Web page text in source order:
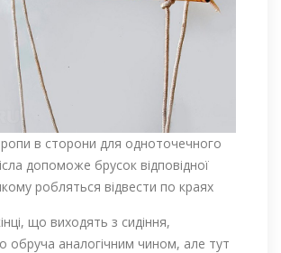
в сторони для одноточечного
допоможе брусок відповідної
робляться відвести по краях
що виходять з сидіння,
обруча аналогічним чином, але тут